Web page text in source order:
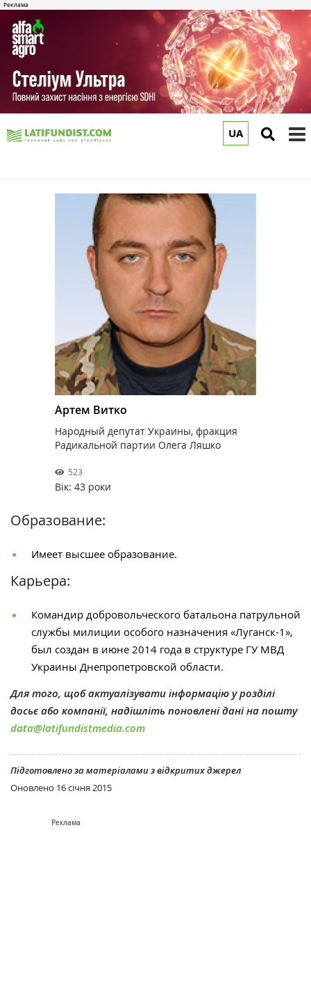
UA
Артем Витко
Народный депутат Украины, фракция
Радикальной партии Олега Ляшко
523
Вік: 43 роки
Образование:
Имеет высшее образование.
Карьера:
Командир добровольческого батальона патрульной
службы милиции особого назначения «Луганск-1»,
был создан в июне 2014 года в структуре ГУ МВД
Украины Днепропетровской области.
Для того, щоб актуалізувати інформацію у розділі
досьє або компанії, надішліть поновлені дані на пошту
data@latifundistmedia.com
Підготовлено за матеріалами з відкритих джерел
Оновлено 16 січня 2015
Реклама